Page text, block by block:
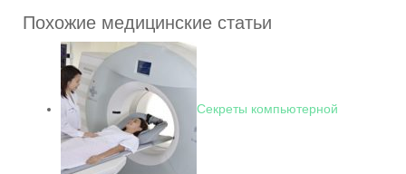
Похожие медицинские статьи
Секреты компьютерной